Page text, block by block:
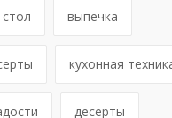
выпечка
кухонная
десерты